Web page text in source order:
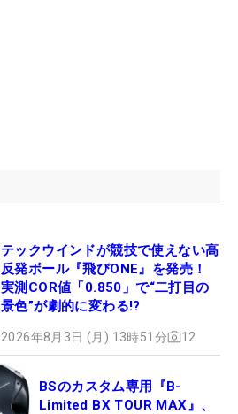
テックウインドが競技で使えない高
反発ボール『飛びONE』を発売！
実測COR値「0.850」で“二打目の
景色”が劇的に変わる!?
2026年8月3日 (月) 13時51分 12
BSのカスタム専用『B-
Limited BX TOUR MAX』、